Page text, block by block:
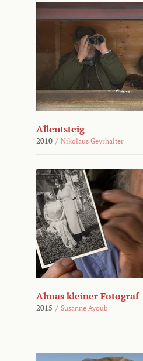
Allentsteig
2010 / Nikolaus Geyrhalter
Almas kleiner Fotograf
2015 / Susanne Ayoub